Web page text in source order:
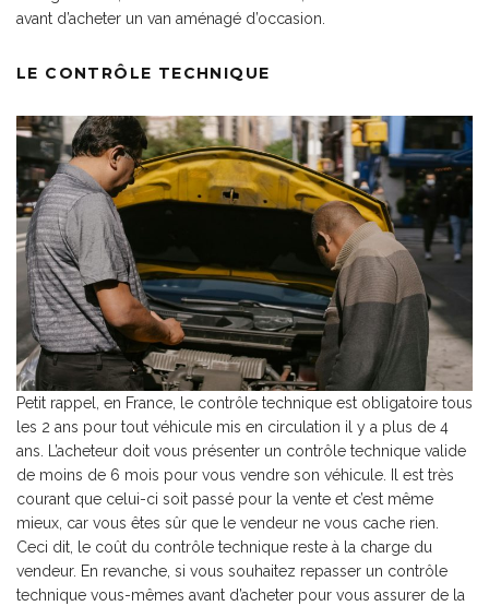
avant d’acheter un van aménagé d’occasion.
LE CONTRÔLE TECHNIQUE
Petit rappel, en France, le contrôle technique est obligatoire tous
les 2 ans pour tout véhicule mis en circulation il y a plus de 4
ans. L’acheteur doit vous présenter un contrôle technique valide
de moins de 6 mois pour vous vendre son véhicule. Il est très
courant que celui-ci soit passé pour la vente et c’est même
mieux, car vous êtes sûr que le vendeur ne vous cache rien.
Ceci dit, le coût du contrôle technique reste à la charge du
vendeur. En revanche, si vous souhaitez repasser un contrôle
technique vous-mêmes avant d’acheter pour vous assurer de la